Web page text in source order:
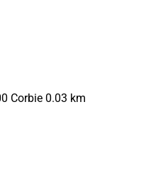
Corbie 0.03 km